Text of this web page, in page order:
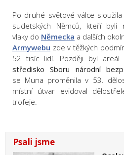
Po druhé světové válce
sudetských Němců, kteří byli
vlaky do Německa a dalších
Armywebu zde v těžkých
52 tisíc lidí. Později byl areál
středisko Sboru národní
se Muna proměnila v 53.
místní útvar evidoval
trofeje.
Psali jsme